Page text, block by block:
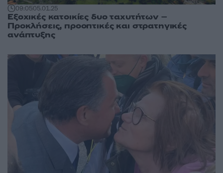
09:0505.01.25
Εξοχικές κατοικίες δυο ταχυτήτων –
Προκλήσεις, προοπτικές και στρατηγικές
ανάπτυξης